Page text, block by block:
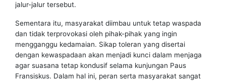
jalur-jalur tersebut.
Sementara itu, masyarakat diimbau untuk tetap waspada
dan tidak terprovokasi oleh pihak-pihak yang ingin
mengganggu kedamaian. Sikap toleran yang disertai
dengan kewaspadaan akan menjadi kunci dalam menjaga
agar suasana tetap kondusif selama kunjungan Paus
Fransiskus. Dalam hal ini, peran serta masyarakat sangat